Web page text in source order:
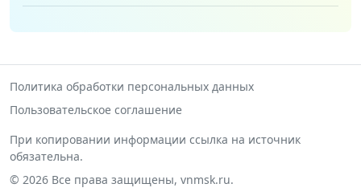
Политика обработки персональных данных
Пользовательское соглашение
При копировании информации ссылка на источник
обязательна.
© 2026 Все права защищены, vnmsk.ru.